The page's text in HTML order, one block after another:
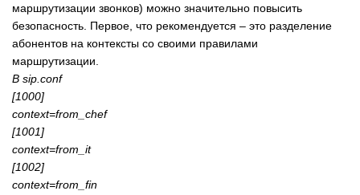
маршрутизации звонков) можно значительно повысить
безопасность. Первое, что рекомендуется – это разделение
абонентов на контексты со своими правилами
маршрутизации.
В sip.conf
[1000]
context=from_chef
[1001]
context=from_it
[1002]
context=from_fin